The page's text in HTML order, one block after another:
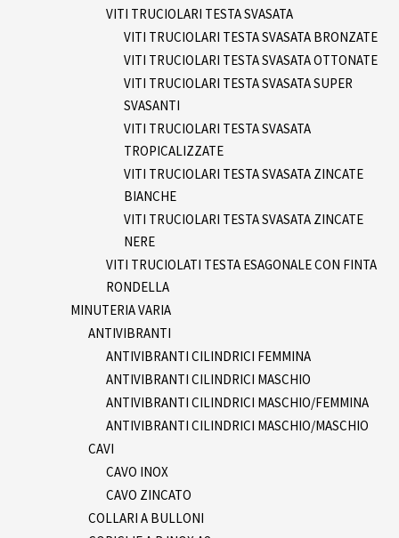
VITI TRUCIOLARI TESTA SVASATA
VITI TRUCIOLARI TESTA SVASATA BRONZATE
VITI TRUCIOLARI TESTA SVASATA OTTONATE
VITI TRUCIOLARI TESTA SVASATA SUPER
SVASANTI
VITI TRUCIOLARI TESTA SVASATA
TROPICALIZZATE
VITI TRUCIOLARI TESTA SVASATA ZINCATE
BIANCHE
VITI TRUCIOLARI TESTA SVASATA ZINCATE
NERE
VITI TRUCIOLATI TESTA ESAGONALE CON FINTA
RONDELLA
MINUTERIA VARIA
ANTIVIBRANTI
ANTIVIBRANTI CILINDRICI FEMMINA
ANTIVIBRANTI CILINDRICI MASCHIO
ANTIVIBRANTI CILINDRICI MASCHIO/FEMMINA
ANTIVIBRANTI CILINDRICI MASCHIO/MASCHIO
CAVI
CAVO INOX
CAVO ZINCATO
COLLARI A BULLONI